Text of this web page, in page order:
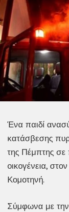
Ένα παιδί
κατάσβεσης
της Πέμπτης σε
οικογένεια,
Κομοτηνή.
Σύμφωνα με